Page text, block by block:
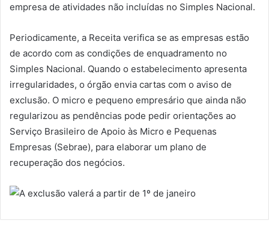
empresa de atividades não incluídas no Simples Nacional.
Periodicamente, a Receita verifica se as empresas estão
de acordo com as condições de enquadramento no
Simples Nacional. Quando o estabelecimento apresenta
irregularidades, o órgão envia cartas com o aviso de
exclusão. O micro e pequeno empresário que ainda não
regularizou as pendências pode pedir orientações ao
Serviço Brasileiro de Apoio às Micro e Pequenas
Empresas (Sebrae), para elaborar um plano de
recuperação dos negócios.